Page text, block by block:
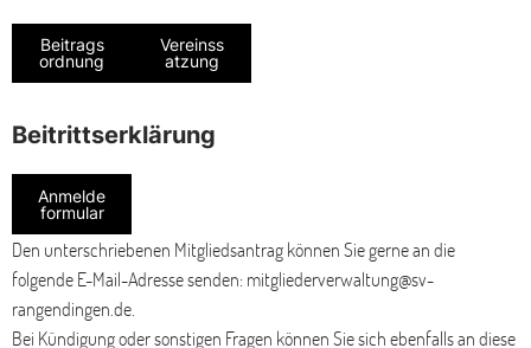
Beitrags
ordnung
Vereinss
atzung
Beitrittserklärung
Anmelde
formular
Den unterschriebenen Mitgliedsantrag können Sie gerne an die
folgende E-Mail-Adresse senden: mitgliederverwaltung@sv-
rangendingen.de.
Bei Kündigung oder sonstigen Fragen können Sie sich ebenfalls an diese